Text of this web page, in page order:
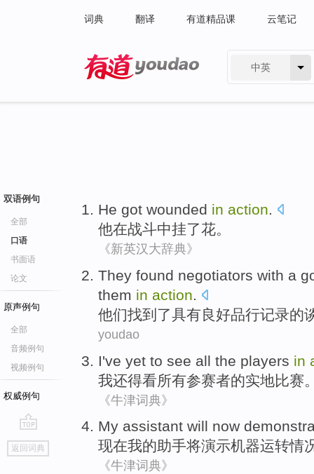
词典 翻译 有道精品课 云笔记
中英
双语例句
全部
口语
书面语
论文
原声例句
全部
音频例句
视频例句
权威例句
go
top
返回词典
He got wounded in action.
他在战斗中挂了花。
《新英汉大辞典》
They found negotiators with a
them in action.
他们找到了具有良好品行记录的
youdao
I've yet to see all the players in
我还得看所有参赛者的实地比赛
《牛津词典》
My assistant will now
现在我的助手将演示机器运转情
《牛津词典》